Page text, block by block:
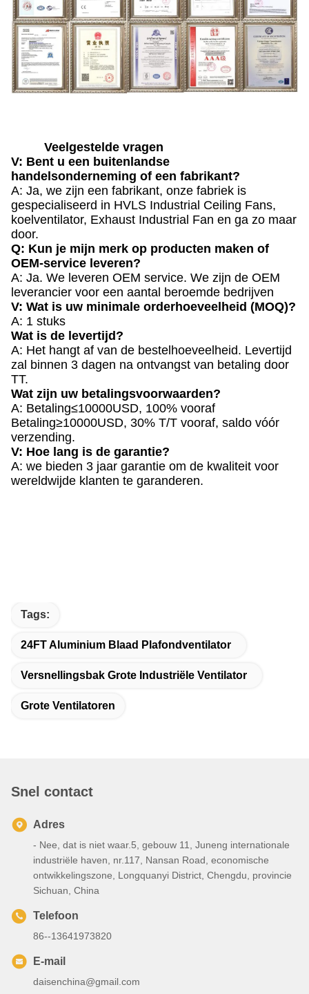
Veelgestelde vragen
V: Bent u een buitenlandse
handelsonderneming of een fabrikant?
A: Ja, we zijn een fabrikant, onze fabriek is
gespecialiseerd in HVLS Industrial Ceiling Fans,
koelventilator, Exhaust Industrial Fan en ga zo maar
door.
Q: Kun je mijn merk op producten maken of
OEM-service leveren?
A: Ja. We leveren OEM service. We zijn de OEM
leverancier voor een aantal beroemde bedrijven
V: Wat is uw minimale orderhoeveelheid (MOQ)?
A: 1 stuks
Wat is de levertijd?
A: Het hangt af van de bestelhoeveelheid. Levertijd
zal binnen 3 dagen na ontvangst van betaling door
TT.
Wat zijn uw betalingsvoorwaarden?
A: Betaling≤10000USD, 100% vooraf
Betaling≥10000USD, 30% T/T vooraf, saldo vóór
verzending.
V: Hoe lang is de garantie?
A: we bieden 3 jaar garantie om de kwaliteit voor
wereldwijde klanten te garanderen.
Tags:
24FT Aluminium Blaad Plafondventilator
Versnellingsbak Grote Industriële Ventilator
Grote Ventilatoren
Snel contact
Adres
- Nee, dat is niet waar.5, gebouw 11, Juneng internationale
industriële haven, nr.117, Nansan Road, economische
ontwikkelingszone, Longquanyi District, Chengdu, provincie
Sichuan, China
Telefoon
86--13641973820
E-mail
daisenchina@gmail.com